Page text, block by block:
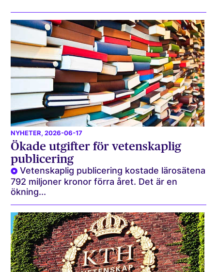
NYHETER, 2026-06-17
Ökade utgifter för vetenskaplig
publicering
Vetenskaplig publicering kostade lärosätena
792 miljoner kronor förra året. Det är en
ökning...